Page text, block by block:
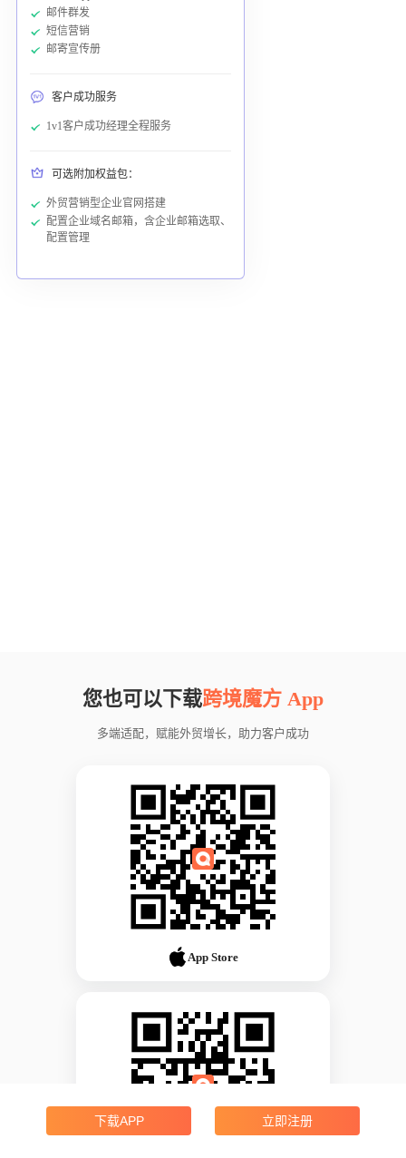
邮件群发
短信营销
邮寄宣传册
客户成功服务
1v1客户成功经理全程服务
可选附加权益包：
外贸营销型企业官网搭建
配置企业域名邮箱，含企业邮箱选取、
配置管理
您也可以下载跨境魔方 App
多端适配，赋能外贸增长，助力客户成功
App Store
下载APP 立即注册